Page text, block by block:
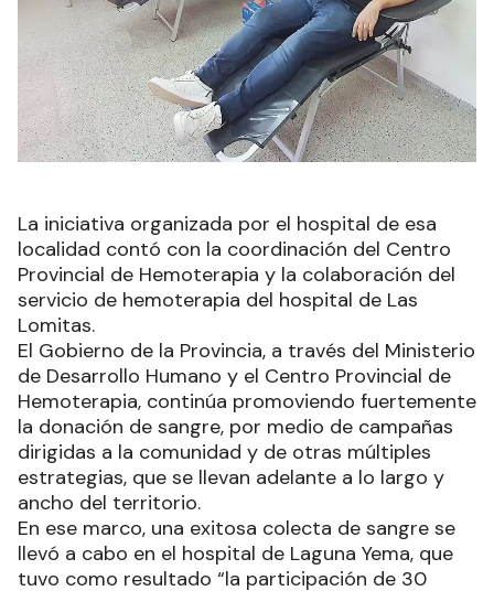
La iniciativa organizada por el hospital de esa
localidad contó con la coordinación del Centro
Provincial de Hemoterapia y la colaboración del
servicio de hemoterapia del hospital de Las
Lomitas.
El Gobierno de la Provincia, a través del Ministerio
de Desarrollo Humano y el Centro Provincial de
Hemoterapia, continúa promoviendo fuertemente
la donación de sangre, por medio de campañas
dirigidas a la comunidad y de otras múltiples
estrategias, que se llevan adelante a lo largo y
ancho del territorio.
En ese marco, una exitosa colecta de sangre se
llevó a cabo en el hospital de Laguna Yema, que
tuvo como resultado “la participación de 30